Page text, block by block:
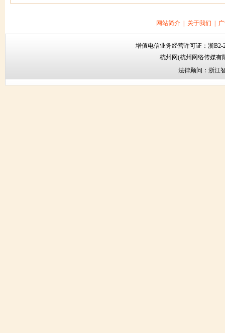
网站简介 关于我们
增值电信业务经营许可证： 浙B2-
杭州网(杭州网络传媒有
法律顾问： 浙江